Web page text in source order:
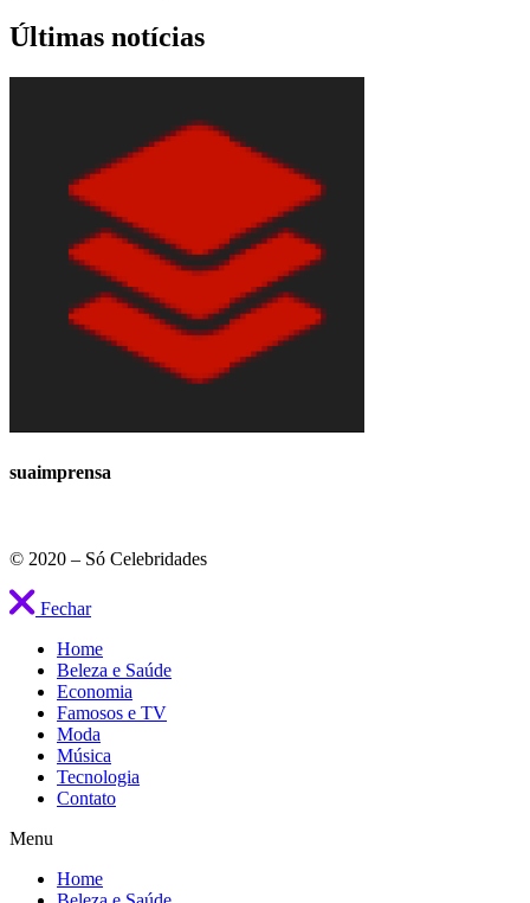
Últimas notícias
suaimprensa
© 2020 – Só Celebridades
Fechar
Home
Beleza e Saúde
Economia
Famosos e TV
Moda
Música
Tecnologia
Contato
Menu
Home